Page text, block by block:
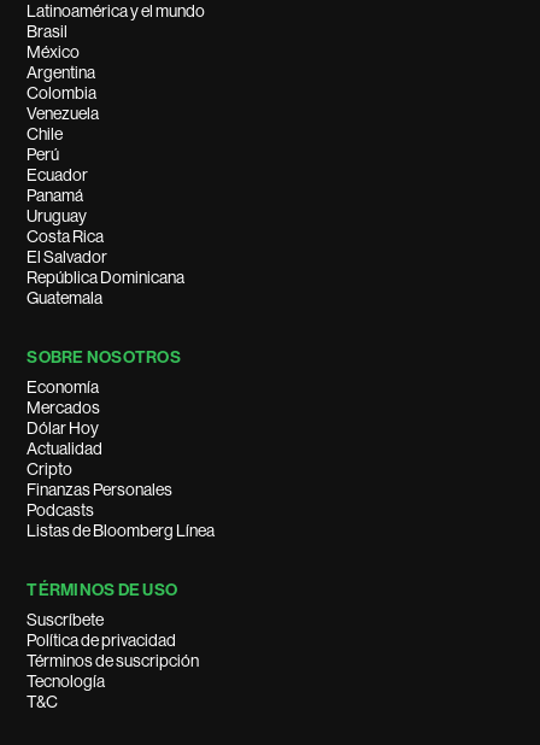
Latinoamérica y el mundo
Brasil
México
Argentina
Colombia
Venezuela
Chile
Perú
Ecuador
Panamá
Uruguay
Costa Rica
El Salvador
República Dominicana
Guatemala
SOBRE NOSOTROS
Economía
Mercados
Dólar Hoy
Actualidad
Cripto
Finanzas Personales
Podcasts
Listas de Bloomberg Línea
TÉRMINOS DE USO
Suscríbete
Política de privacidad
Términos de suscripción
Tecnología
T&C